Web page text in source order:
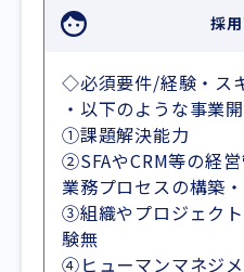
採
◇必須要件/経験・ス
・以下のような事業
①課題解決能力
②SFAやCRM等の経
業務プロセスの構築
③組織やプロジェク
験無
④ヒューマンマネジ